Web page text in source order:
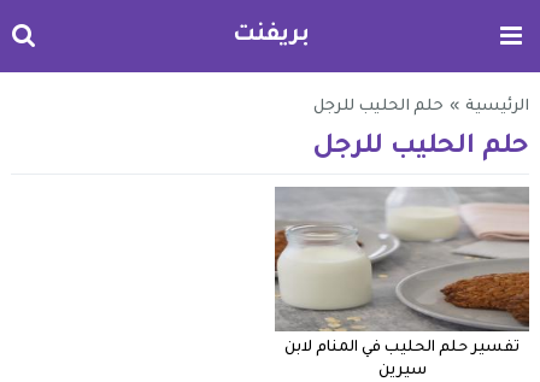
بريفنت
الرئيسية » حلم الحليب للرجل
حلم الحليب للرجل
تفسير حلم الحليب في المنام لابن
سيرين